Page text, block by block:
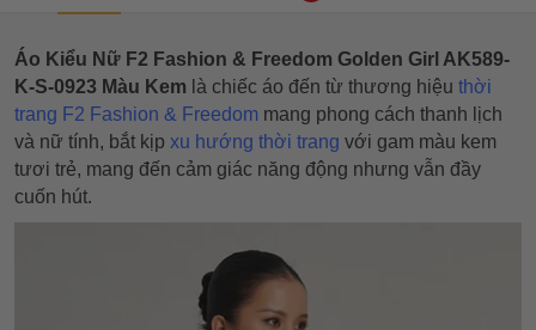
Áo Kiểu Nữ F2 Fashion & Freedom Golden Girl AK589-
K-S-0923 Màu Kem là chiếc áo đến từ thương hiệu thời
trang F2 Fashion & Freedom mang phong cách thanh lịch
và nữ tính, bắt kịp xu hướng thời trang với gam màu kem
tươi trẻ, mang đến cảm giác năng động nhưng vẫn đầy
cuốn hút.